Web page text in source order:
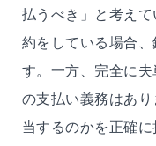
払うべき」と考え
約をしている場合
す。一方、完全に
の支払い義務はあ
当するのかを正確